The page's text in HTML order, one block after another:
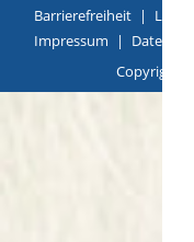
Barrierefreiheit |
Impressum
|
Copyright